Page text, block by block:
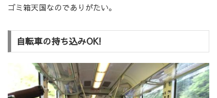
ゴミ箱天国なのでありがたい。
自転車の持ち込みOK!